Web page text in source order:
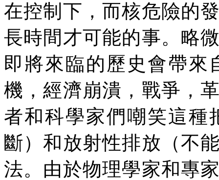
在控制下，而核危險的
長時間才可能的事。略
即將來臨的歷史會帶來
機，經濟崩潰，戰爭，
者和科學家們嘲笑這種
斷）和放射性排放（不
法。由於物理學家和專